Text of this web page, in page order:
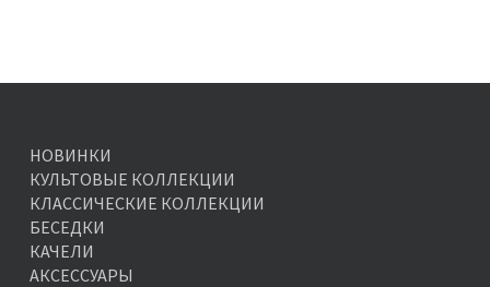
НОВИНКИ
КУЛЬТОВЫЕ КОЛЛЕКЦИИ
КЛАССИЧЕСКИЕ КОЛЛЕКЦИИ
БЕСЕДКИ
КАЧЕЛИ
АКСЕССУАРЫ